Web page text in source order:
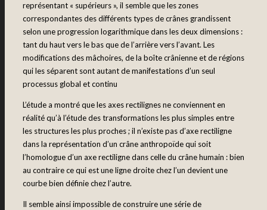
représentant « supérieurs », il semble que les zones
correspondantes des différents types de crânes grandissent
selon une progression logarithmique dans les deux dimensions :
tant du haut vers le bas que de l’arrière vers l’avant. Les
modifications des mâchoires, de la boîte crânienne et de régions
qui les séparent sont autant de manifestations d’un seul
processus global et continu
L’étude a montré que les axes rectilignes ne conviennent en
réalité qu’à l’étude des transformations les plus simples entre
les structures les plus proches ; il n’existe pas d’axe rectiligne
dans la représentation d’un crâne anthropoïde qui soit
l’homologue d’un axe rectiligne dans celle du crâne humain : bien
au contraire ce qui est une ligne droite chez l’un devient une
courbe bien définie chez l’autre.
Il semble ainsi impossible de construire une série de